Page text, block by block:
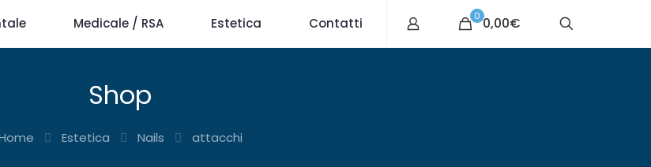
Medicale / RSA Estetica Contatti 0 0,00€
Shop
Estetica Nails attacchi